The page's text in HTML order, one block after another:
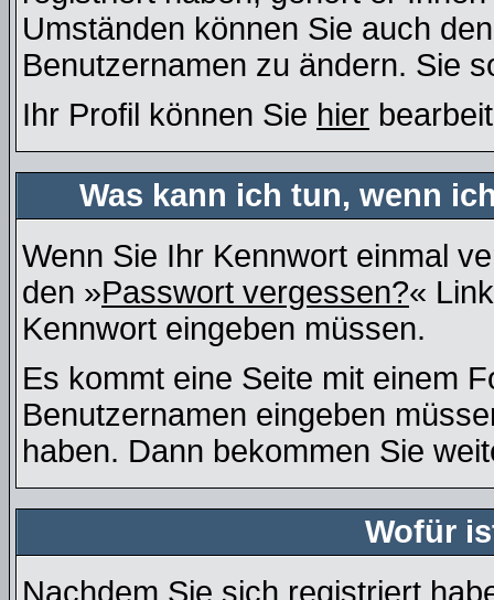
Umständen können Sie auch
Benutzernamen zu ändern. Sie
Ihr Profil können Sie hier
Was kann ich tun, wenn
Wenn Sie Ihr Kennwort einmal
den »Passwort vergessen?«
Kennwort eingeben müssen.
Es kommt eine Seite mit einem
Benutzernamen eingeben
haben. Dann bekommen Sie
Wofür
Nachdem Sie sich registriert